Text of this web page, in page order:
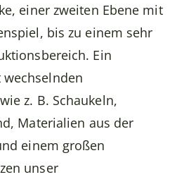
einer zweiten Ebene mit
bis zu einem sehr
Ein
z. B. Schaukeln,
Materialien aus der
einem großen
unser